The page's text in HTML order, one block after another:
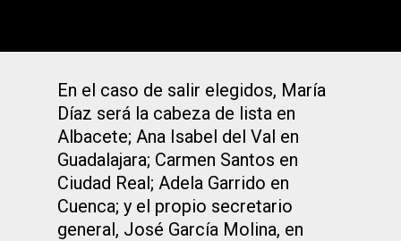
En el caso de salir elegidos, María
Díaz será la cabeza de lista en
Albacete; Ana Isabel del Val en
Guadalajara; Carmen Santos en
Ciudad Real; Adela Garrido en
Cuenca; y el propio secretario
general, José García Molina, en